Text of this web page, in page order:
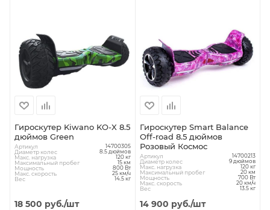
Гироскутер Kiwano KO-X 8.5
дюймов Green
Артикул 14700305
Диаметр колес 8.5 дюймов
Макс. нагрузка 120 кг
Максимальный пробег 15 км
Мощность 800 Вт
Макс. скорость 25 км/ч
Вес 14.5 кг
18 500 руб./шт
Гироскутер Smart Balance
Off-road 8.5 дюймов
Розовый Космос
Артикул 14700213
Диаметр колес 9 дюймов
Макс. нагрузка 120 кг
Максимальный пробег 20 км
Мощность 700 Вт
Макс. скорость 20 км/ч
Вес 13.5 кг
14 900 руб./шт